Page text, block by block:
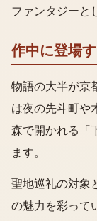
ファンタジーと
作中に登場
物語の大半が京
は夜の先斗町や
森で開かれる「
ます。
聖地巡礼の対象
の魅力を彩って